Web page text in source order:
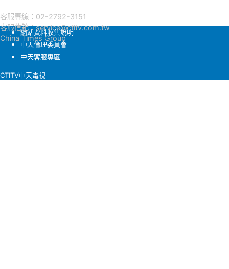
客服專線：02-2792-3151
客服信箱：service@ctitv.com.tw
China Times Group
網站資料收集說明
中天倫理委員會
中天客服專區
CTITV中天電視